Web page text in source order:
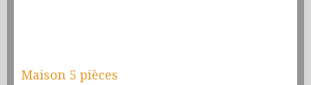
Maison 5 pièces